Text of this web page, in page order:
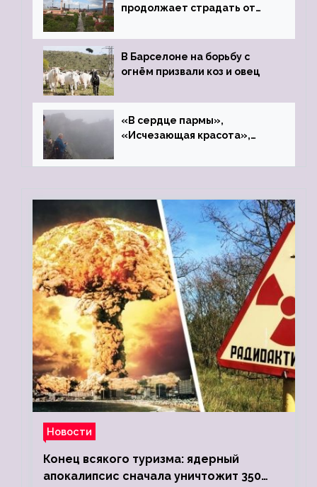
продолжает страдать от
В Барселоне на борьбу с
огнём призвали коз и овец
«В сердце пармы»,
«Исчезающая красота»,
Новости
Конец всякого туризма: ядерный
апокалипсис сначала уничтожит 350